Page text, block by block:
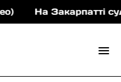
На Закарпатті